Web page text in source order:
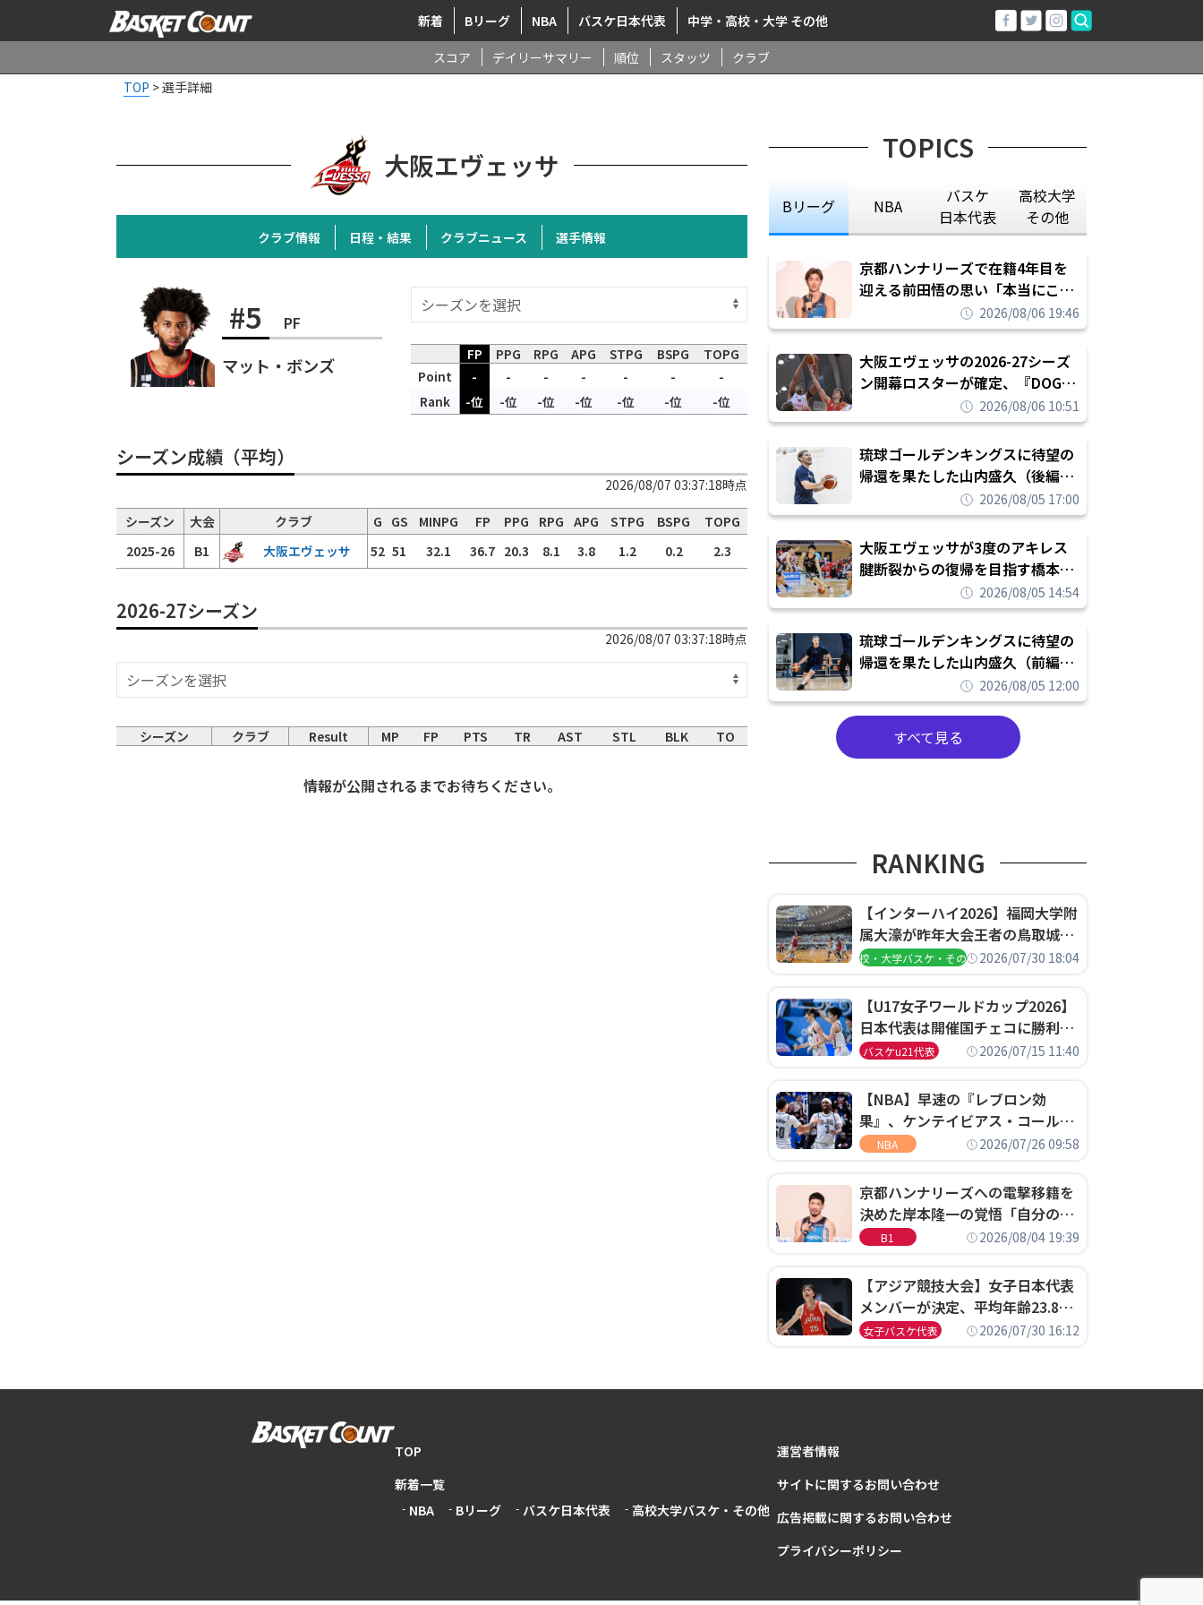
新着 Bリーグ NBA バスケ日本代表 中学・高校・大学 その他
スコア デイリーサマリー 順位 スタッツ
クラブ
TOP >選手詳細
大阪エヴェッサ
クラブ情報 日程・結果 クラブニュース 選手情報
#5 PF
マット・ボンズ FP PPG RPG APG STPG BSPG
TOPG
Point
- - - - - -
-
Rank
-位 -位 -位 -位 -位 -位 -位
シーズン成績（平均）
2026/08/07 03:37:18時点
シーズン 大会 クラブ G GS MINPG FP PPG RPG APG STPG BSPG
TOPG
2025-26
B1 大阪エヴェッサ 52 51 32.1 36.7 20.3 8.1 3.8 1.2 0.2 2.3
2026-27シーズン
2026/08/07 03:37:18時点
シーズン クラブ Result MP FP PTS TR AST STL BLK TO
情報が公開されるまでお待ちください。
TOPICS
Bリーグ NBA
バスケ
日本代表
高校大学
その他
京都ハンナリーズで在籍4年目を
迎える前田悟の思い「本当にこの
チームで勝ちたい、負けたまま舐
められたまま終わりたくない」
2026/08/06 19:46
大阪エヴェッサの2026-27シーズ
ン開幕ロスターが確定、『DOG
FIGHT』のチームカルチャーを推
し進めて結果を求めるシーズンへ
2026/08/06 10:51
琉球ゴールデンキングスに待望の
帰還を果たした山内盛久（後編）
「1人のウチナーンチュとしてみ
んなが誇りに思えるチームにして
いく」
2026/08/05 17:00
大阪エヴェッサが3度のアキレス
腱断裂からの復帰を目指す橋本拓
哉と契約を締結「もう一度コート
に立ちたい」
2026/08/05 14:54
琉球ゴールデンキングスに待望の
帰還を果たした山内盛久（前編）
「キングスが積み上げてきたもの
を次の世代に繋いでいくのがやり
甲斐」
2026/08/05 12:00
すべて見る
RANKING
【インターハイ2026】福岡大学附
属大濠が昨年大会王者の鳥取城北
を撃破、大阪薫英女学院は岐阜女
高校・大学バスケ・その他2026/07/30 18:04
【U17女子ワールドカップ2026】
日本代表は開催国チェコに勝利し
て予選グループ3連勝で首位通
決定
バスケu21代表 2026/07/15 11:40
【NBA】早速の『レブロン効
果』、ケンテイビアス・コールド
ウェル・ポープがセブンティシク
NBA 2026/07/26 09:58
京都ハンナリーズへの電撃移籍を
決めた岸本隆一の覚悟「自分のエ
ゴというちっぽけなことのため
B1 2026/08/04 19:39
【アジア競技大会】女子日本代表
メンバーが決定、平均年齢23.8歳
のフレッシュなメンバーが日本開
女子バスケ代表 2026/07/30 16:12
TOP
新着一覧
NBA
Bリーグ バスケ日本代表 高校大学バスケ・その他
運営者情報
サイトに関するお問い合わせ
広告掲載に関するお問い合わせ
プライバシーポリシー